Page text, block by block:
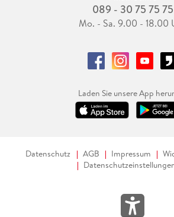
089 - 30 75 75 75
Mo. - Sa. 9.00 - 18.00
Laden Sie unsere App
Datenschutz AGB Impressum